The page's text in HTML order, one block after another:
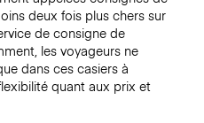
deux fois plus chers sur
de consigne de
les voyageurs ne
dans ces casiers à
quant aux prix et